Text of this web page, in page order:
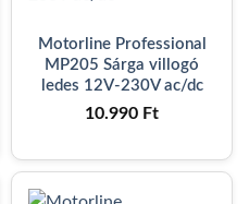
Motorline Professional
MP205 Sárga villogó
ledes 12V-230V ac/dc
10.990 Ft